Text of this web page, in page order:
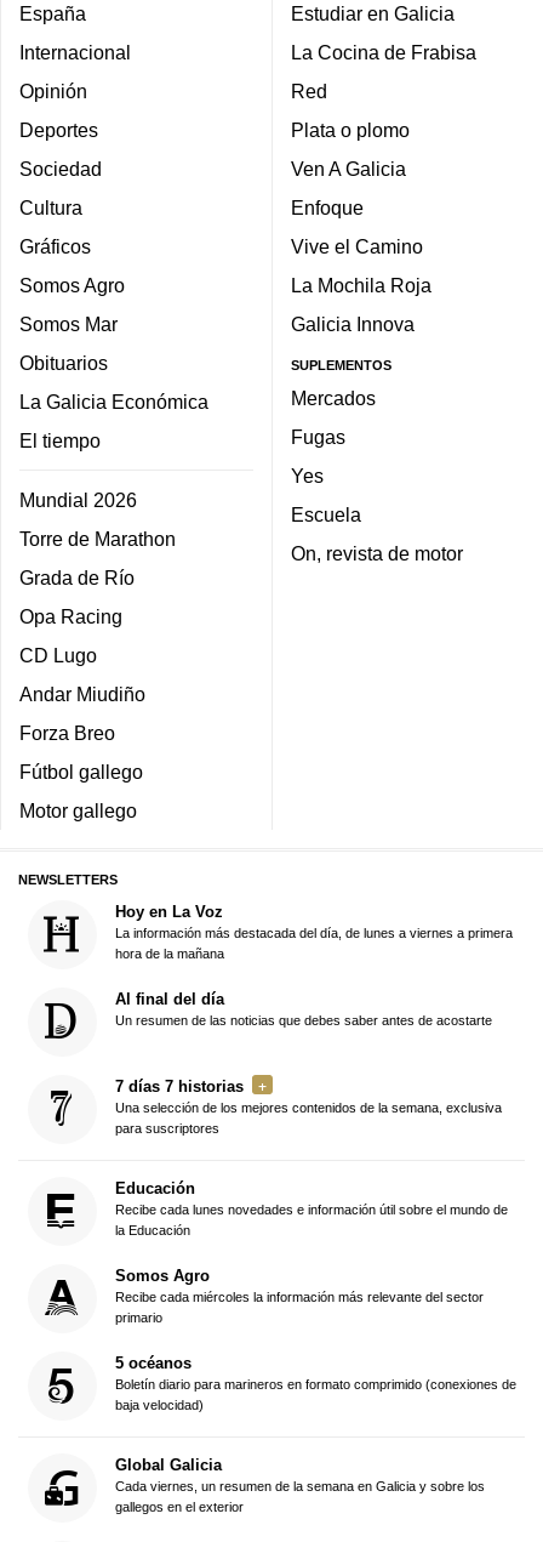
España
Internacional
Opinión
Deportes
Sociedad
Cultura
Gráficos
Somos Agro
Somos Mar
Obituarios
La Galicia Económica
El tiempo
Mundial 2026
Torre de Marathon
Grada de Río
Opa Racing
CD Lugo
Andar Miudiño
Forza Breo
Fútbol gallego
Motor gallego
Estudiar en Galicia
La Cocina de Frabisa
Red
Plata o plomo
Ven A Galicia
Enfoque
Vive el Camino
La Mochila Roja
Galicia Innova
SUPLEMENTOS
Mercados
Fugas
Yes
Escuela
On, revista de motor
NEWSLETTERS
Hoy en La Voz
La información más destacada del día, de lunes a viernes a primera
hora de la mañana
Al final del día
Un resumen de las noticias que debes saber antes de acostarte
7 días 7 historias
Una selección de los mejores contenidos de la semana, exclusiva
para suscriptores
Educación
Recibe cada lunes novedades e información útil sobre el mundo de
la Educación
Somos Agro
Recibe cada miércoles la información más relevante del sector
primario
5 océanos
Boletín diario para marineros en formato comprimido (conexiones de
baja velocidad)
Global Galicia
Cada viernes, un resumen de la semana en Galicia y sobre los
gallegos en el exterior